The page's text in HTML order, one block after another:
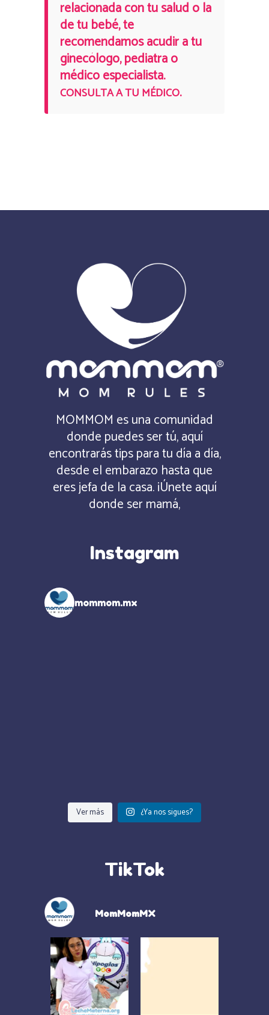
relacionada con tu salud o la
de tu bebé, te
recomendamos acudir a tu
ginecólogo, pediatra o
médico especialista.
CONSULTA A TU MÉDICO.
MOMMOM es una comunidad
donde puedes ser tú, aquí
encontrarás tips para tu día a día,
desde el embarazo hasta que
eres jefa de la casa. ¡Únete aquí
donde ser mamá,
Instagram
mommom.mx
Ver más ¿Ya nos sigues?
TikTok
MomMomMX